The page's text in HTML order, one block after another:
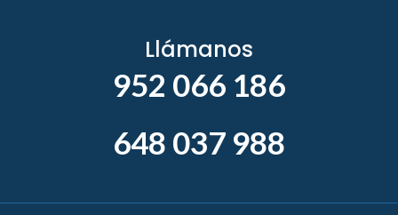
Llámanos
952 066 186
648 037 988